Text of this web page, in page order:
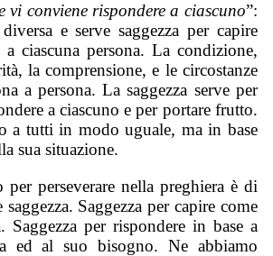
vi conviene rispondere a ciascuno”:
e serve saggezza per capire
a ciascuna persona. La condizione,
la comprensione, e le circostanze
a persona. La saggezza serve per
a ciascuno e per portare frutto.
a tutti in modo uguale, ma in base
sua situazione.
perseverare nella preghiera è di
saggezza. Saggezza per capire come
Saggezza per rispondere in base a
ed al suo bisogno. Ne abbiamo